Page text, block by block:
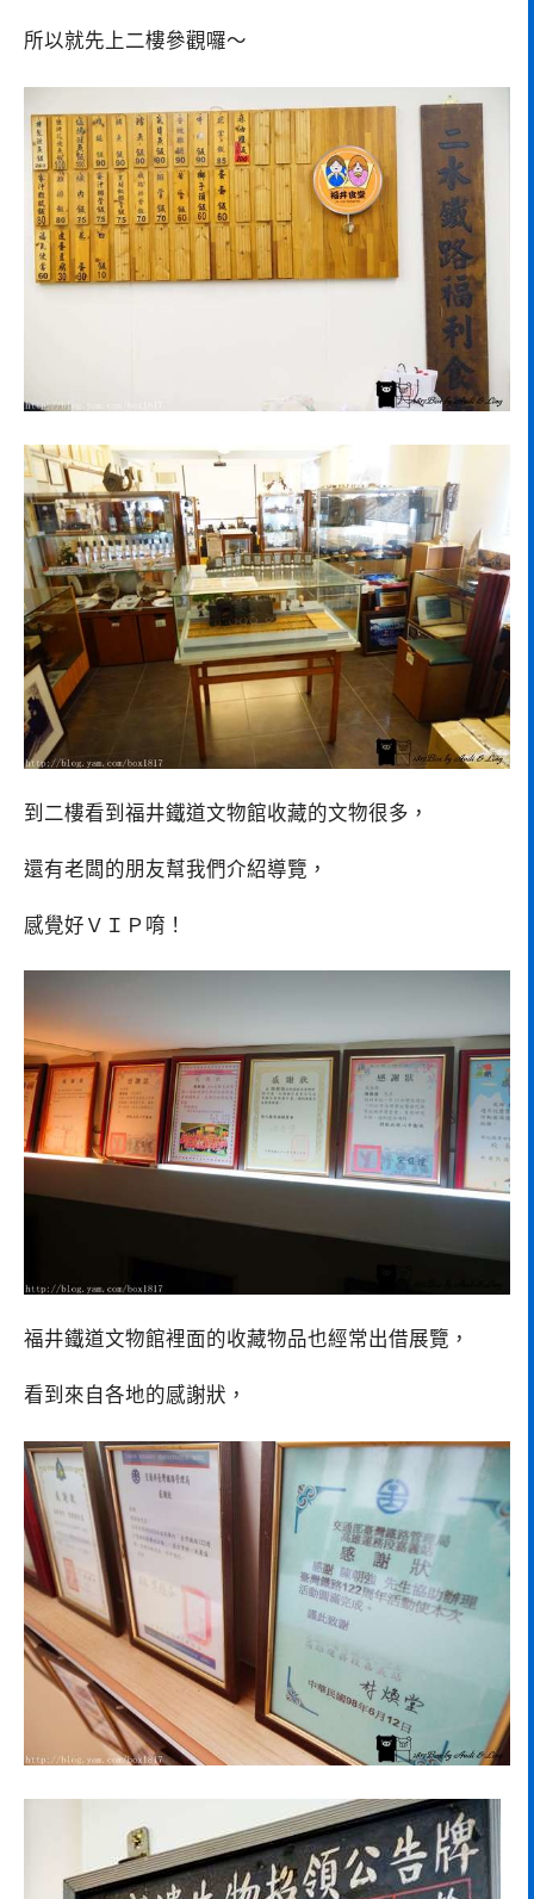
所以就先上二樓參觀囉～
到二樓看到福井鐵道文物館收藏的文物很多，
還有老闆的朋友幫我們介紹導覽，
感覺好ＶＩＰ唷！
福井鐵道文物館裡面的收藏物品也經常出借展覽，
看到來自各地的感謝狀，